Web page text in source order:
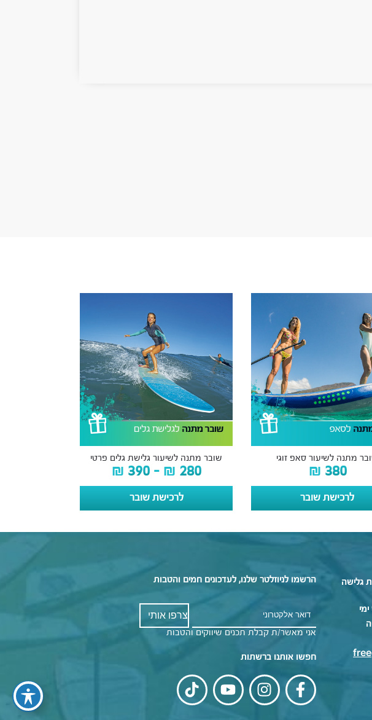
מתנה לשיעור סאפ זוגי
₪ 380
לרכישת שובר
שובר מתנה לשיעור גלישת גלים פרטי
₪ 280
–
₪ 390
לרכישת שובר
גלישה הרשמו לניוזלטר שלנו, לעדכונים חמים והטבות
אני מאשר/ת קבלת תכנים שיווקים והטבות
חפשו אותנו ברשתות